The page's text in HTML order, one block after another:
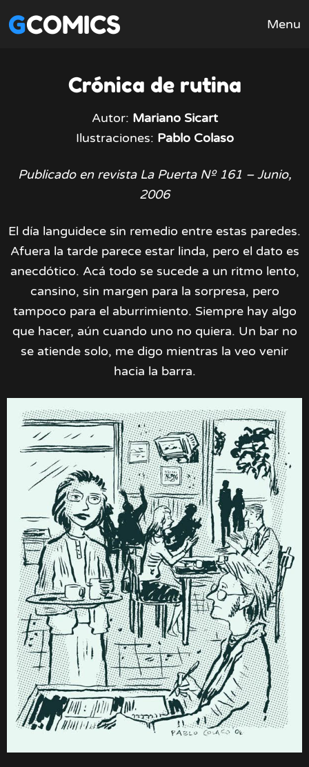
GCOMICS Menu
Crónica de rutina
Autor: Mariano Sicart
Ilustraciones: Pablo Colaso
Publicado en revista La Puerta Nº 161 – Junio,
2006
El día languidece sin remedio entre estas paredes.
Afuera la tarde parece estar linda, pero el dato es
anecdótico. Acá todo se sucede a un ritmo lento,
cansino, sin margen para la sorpresa, pero
tampoco para el aburrimiento. Siempre hay algo
que hacer, aún cuando uno no quiera. Un bar no
se atiende solo, me digo mientras la veo venir
hacia la barra.